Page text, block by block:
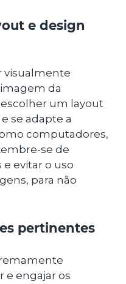
e design
visualmente
da
um layout
se adapte a
computadores,
se de
evitar o uso
para não
pertinentes
e engajar os